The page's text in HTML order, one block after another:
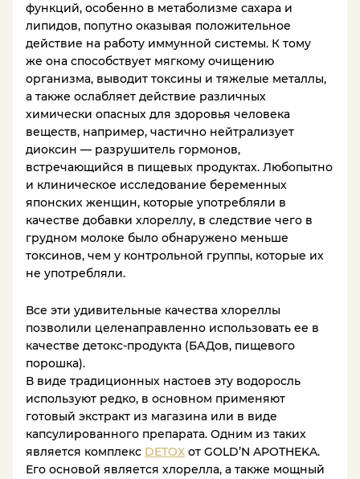
функций, особенно в метаболизме сахара и
липидов, попутно оказывая положительное
действие на работу иммунной системы. К тому
же она способствует мягкому очищению
организма, выводит токсины и тяжелые металлы,
а также ослабляет действие различных
химически опасных для здоровья человека
веществ, например, частично нейтрализует
диоксин — разрушитель гормонов,
встречающийся в пищевых продуктах. Любопытно
и клиническое исследование беременных
японских женщин, которые употребляли в
качестве добавки хлореллу, в следствие чего в
грудном молоке было обнаружено меньше
токсинов, чем у контрольной группы, которые их
не употребляли.
Все эти удивительные качества хлореллы
позволили целенаправленно использовать ее в
качестве детокс-продукта (БАДов, пищевого
порошка).
В виде традиционных настоев эту водоросль
используют редко, в основном применяют
готовый экстракт из магазина или в виде
капсулированного препарата. Одним из таких
является комплекс DETOX от GOLD’N APOTHEKA.
Его основой является хлорелла, а также мощный